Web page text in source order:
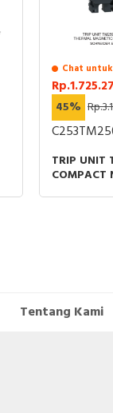
Chat
45%
TRIP UNIT
COMPACT
Tentang Kami